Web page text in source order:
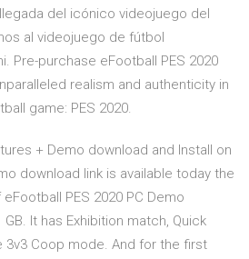
del icónico videojuego del
al videojuego de fútbol
Pre-purchase eFootball PES 2020
realism and authenticity in
game: PES 2020.
+ Demo download and Install on
download link is available today the
PES 2020 PC Demo
It has Exhibition match, Quick
3v3 Coop mode. And for the first